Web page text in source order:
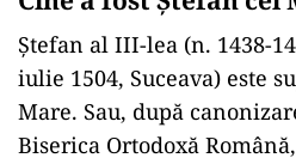
Ștefan al III-lea (n. 1438-
iulie 1504, Suceava) este
Mare. Sau, după
Biserica Ortodoxă